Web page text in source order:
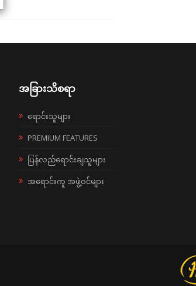
အခြားသိစရာ
ရောင်းသူများ
PREMIUM FEATURES
ပြန်လည်ရောင်းချသူများ
အရောင်းကူ အဖွဲ့ဝင်များ